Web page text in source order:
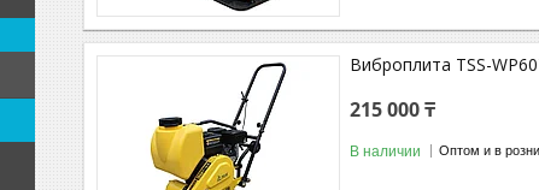
Виброплита TSS-
215 000 ₸
В наличии Оптом и в